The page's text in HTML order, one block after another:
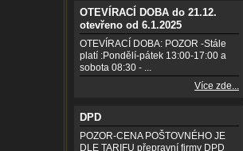
OTEVÍRACÍ DOBA do 21.12.
otevřeno od 6.1.2025
OTEVÍRACÍ DOBA: POZOR -Stále
platí :Pondělí-pátek 13:00-17:00 a
sobota 08:30 - ...
Více zde...
DPD
POZOR-CENA POŠTOVNÉHO JE
DLE TARIFU přepravní firmy DPD